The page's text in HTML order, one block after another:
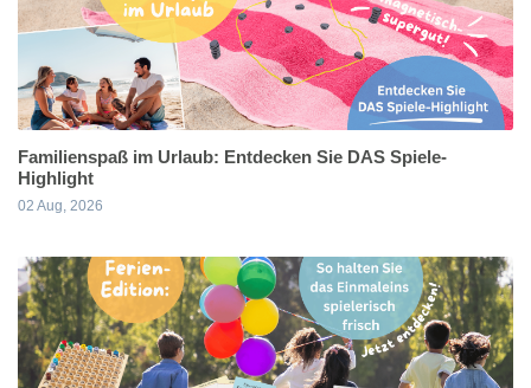
Familienspaß im Urlaub: Entdecken Sie DAS Spiele-
Highlight
02 Aug, 2026